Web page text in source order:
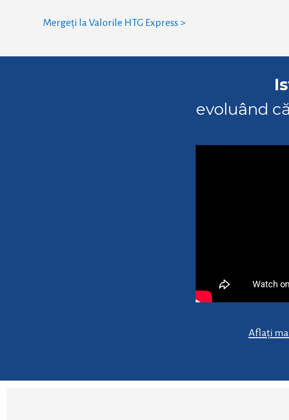
Mergeți la Valorile HTG Express >
evoluând
Aflați